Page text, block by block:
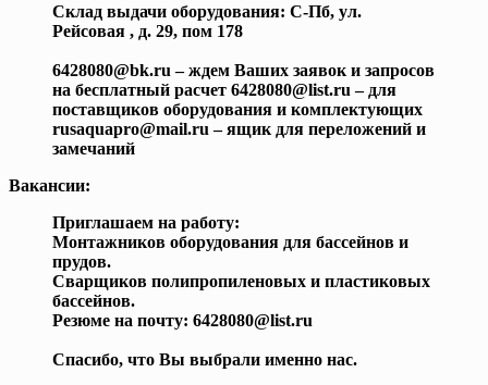
Склад выдачи оборудования: С-Пб, ул.
Рейсовая , д. 29, пом 178
6428080@bk.ru – ждем Ваших заявок и запросов
на бесплатный расчет 6428080@list.ru – для
поставщиков оборудования и комплектующих
rusaquapro@mail.ru – ящик для переложений и
замечаний
Вакансии:
Приглашаем на работу:
Монтажников оборудования для бассейнов и
прудов.
Сварщиков полипропиленовых и пластиковых
бассейнов.
Резюме на почту: 6428080@list.ru
Спасибо, что Вы выбрали именно нас.